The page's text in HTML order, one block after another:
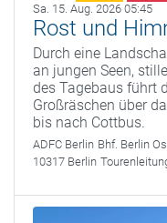
Sa. 15. Aug. 2026 05:45
Rost und
Durch eine
an jungen Seen,
des Tagebaus führt
Großräschen über
bis nach Cottbus.
ADFC Berlin Bhf. Berlin
10317 Berlin